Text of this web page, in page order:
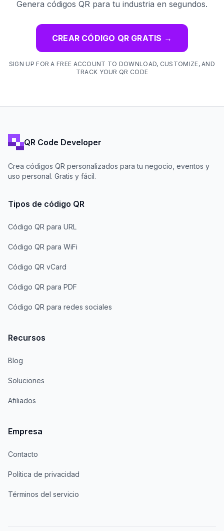
Genera códigos QR para tu industria en segundos.
CREAR CÓDIGO QR GRATIS →
SIGN UP FOR A FREE ACCOUNT TO DOWNLOAD, CUSTOMIZE, AND
TRACK YOUR QR CODE
QR Code Developer
Crea códigos QR personalizados para tu negocio, eventos y
uso personal. Gratis y fácil.
Tipos de código QR
Código QR para URL
Código QR para WiFi
Código QR vCard
Código QR para PDF
Código QR para redes sociales
Recursos
Blog
Soluciones
Afiliados
Empresa
Contacto
Política de privacidad
Términos del servicio